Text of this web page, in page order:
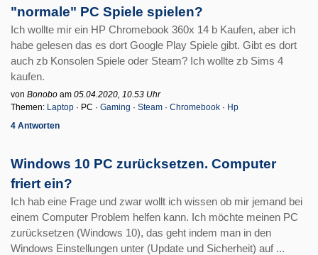
"normale" PC Spiele spielen?
Ich wollte mir ein HP Chromebook 360x 14 b Kaufen, aber ich
habe gelesen das es dort Google Play Spiele gibt. Gibt es dort
auch zb Konsolen Spiele oder Steam? Ich wollte zb Sims 4
kaufen.
von Bonobo am 05.04.2020, 10.53 Uhr
Themen: Laptop · PC · Gaming · Steam · Chromebook · Hp
4 Antworten
Windows 10 PC zurücksetzen. Computer
friert ein?
Ich hab eine Frage und zwar wollt ich wissen ob mir jemand bei
einem Computer Problem helfen kann. Ich möchte meinen PC
zurücksetzen (Windows 10), das geht indem man in den
Windows Einstellungen unter (Update und Sicherheit) auf ...